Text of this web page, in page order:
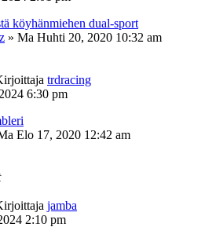
köyhänmiehen dual-sport
» Ma Huhti 20, 2020 10:32 am
trdracing
6:30 pm
Elo 17, 2020 12:42 am
jamba
2:10 pm